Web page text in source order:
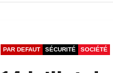
PAR DEFAUT SÉCURITÉ SOCIÉTÉ